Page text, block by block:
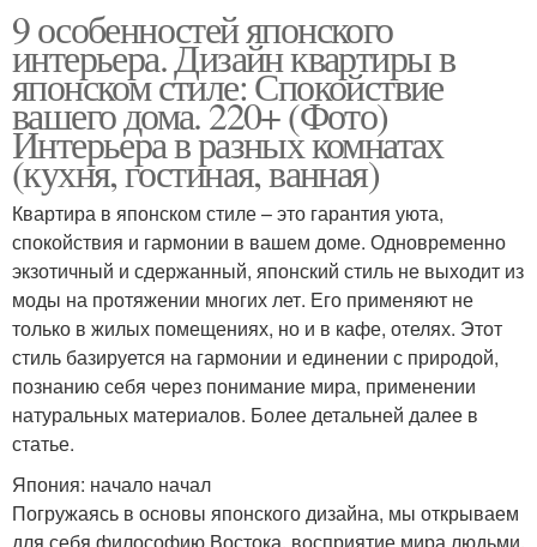
9 особенностей японского
интерьера. Дизайн квартиры в
японском стиле: Спокойствие
вашего дома. 220+ (Фото)
Интерьера в разных комнатах
(кухня, гостиная, ванная)
Квартира в японском стиле – это гарантия уюта,
спокойствия и гармонии в вашем доме. Одновременно
экзотичный и сдержанный, японский стиль не выходит из
моды на протяжении многих лет. Его применяют не
только в жилых помещениях, но и в кафе, отелях. Этот
стиль базируется на гармонии и единении с природой,
познанию себя через понимание мира, применении
натуральных материалов. Более детальней далее в
статье.
Япония: начало начал
Погружаясь в основы японского дизайна, мы открываем
для себя философию Востока, восприятие мира людьми,